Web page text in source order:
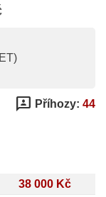
3p Příhozy: 44
38 000 Kč